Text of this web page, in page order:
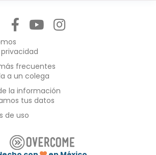
frecuentes
a un colega
la información
tus datos
de uso